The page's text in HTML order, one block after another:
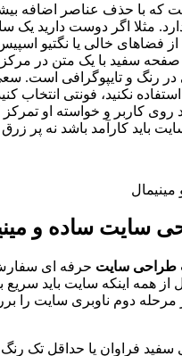
که با حذف عناصر اضافه
مثلا اگر دوست دارید یک
از فضاهای خالی یا نگتیو
سفید با یک متن در
رنگ و تایپوگرافی است.
نکنید، فونتی انتخاب
روی کاربر و خواسته او تمرکز
باید کارآمد باشد نه پر
سایت ساده و
طراحی سایت حرفه ای سفارش
مرحله دوم ناوبری سایت را
سفید فراوان یا حداقل تک